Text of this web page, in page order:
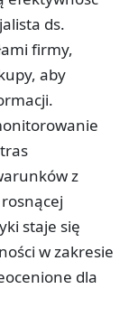
ds.
firmy,
aby
z
staje się
w zakresie
dla